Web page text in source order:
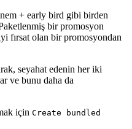
+ early bird gibi birden
bir promosyon
fırsat olan bir promosyondan
seyahat edenin her iki
ve bunu daha da
için Create bundled